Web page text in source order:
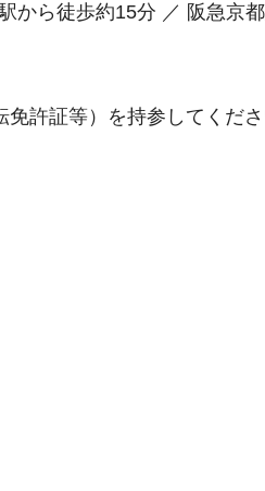
ら徒歩約15分 ／ 阪急京
許証等）を持参してくださ